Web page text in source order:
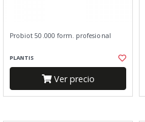
Probiot 50.000 form. profesional
PLANTIS
Ver precio